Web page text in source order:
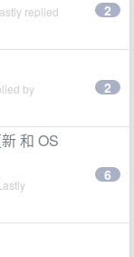
replied
2
by 2
和 OS
6